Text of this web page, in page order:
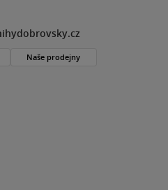
Naše prodejny